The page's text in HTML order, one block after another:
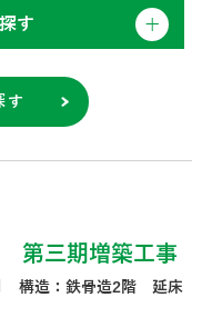
す
第三期増築工事
構造：鉄骨造2階 延床